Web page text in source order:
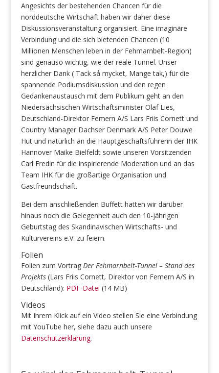
Angesichts der bestehenden Chancen für die
norddeutsche Wirtschaft haben wir daher diese
Diskussionsveranstaltung organisiert. Eine imaginäre
Verbindung und die sich bietenden Chancen (10
Millionen Menschen leben in der Fehmarnbelt-Region)
sind genauso wichtig, wie der reale Tunnel. Unser
herzlicher Dank ( Tack så mycket, Mange tak,) für die
spannende Podiumsdiskussion und den regen
Gedankenaustausch mit dem Publikum geht an den
Niedersächsischen Wirtschaftsminister Olaf Lies,
Deutschland-Direktor Femern A/S Lars Friis Cornett und
Country Manager Dachser Denmark A/S Peter Douwe
Hut und natürlich an die Hauptgeschäftsführerin der IHK
Hannover Maike Bielfeldt sowie unseren Vorsitzenden
Carl Fredin für die inspirierende Moderation und an das
Team IHK für die großartige Organisation und
Gastfreundschaft.
Bei dem anschließenden Buffett hatten wir darüber
hinaus noch die Gelegenheit auch den 10-jährigen
Geburtstag des Skandinavischen Wirtschafts- und
Kulturvereins e.V. zu feiern.
Folien
Folien zum Vortrag Der Fehmarnbelt-Tunnel – Stand des
Projekts(Lars Friis Cornett, Direktor von Femern A/S in
Deutschland): PDF-Datei (14 MB)
Videos
Mit Ihrem Klick auf ein Video stellen Sie eine Verbindung
mit YouTube her, siehe dazu auch unsere
Datenschutzerklärung.